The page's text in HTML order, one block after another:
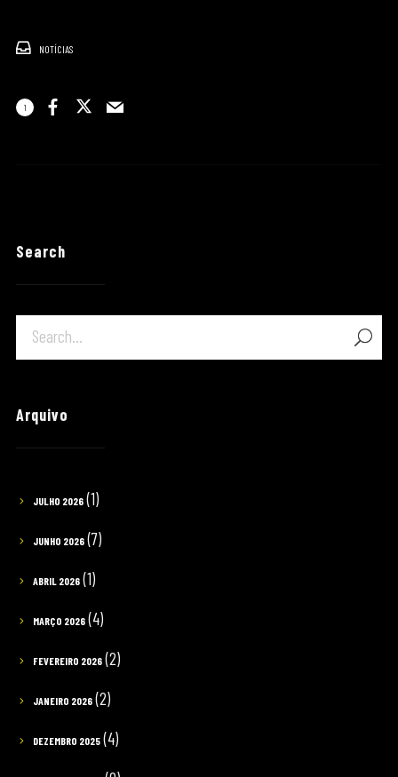
NOTÍCIAS
1
Search
Arquivo
JULHO 2026(1)
JUNHO 2026(7)
ABRIL 2026(1)
MARÇO 2026(4)
FEVEREIRO 2026(2)
JANEIRO 2026(2)
DEZEMBRO 2025(4)